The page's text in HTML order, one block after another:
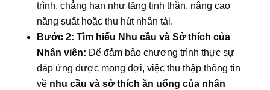
trình, chẳng hạn như tăng tinh thần, nâng cao
năng suất hoặc thu hút nhân tài.
Bước 2: Tìm hiểu Nhu cầu và Sở thích của
Nhân viên: Để đảm bảo chương trình thực sự
đáp ứng được mong đợi, việc thu thập thông tin
về nhu cầu và sở thích ăn uống của nhân